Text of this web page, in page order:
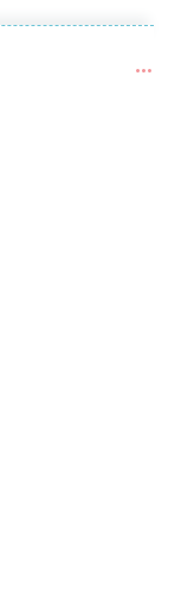
Litera